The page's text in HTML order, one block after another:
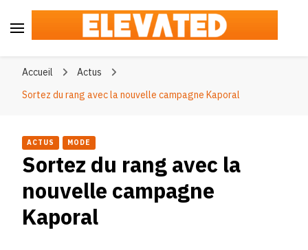
Accueil
Actus
Sortez du rang avec la nouvelle campagne Kaporal
ACTUS MODE
Sortez du rang avec la
nouvelle campagne
Kaporal